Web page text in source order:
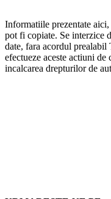
Informatiile prezentate
pot fi copiate. Se interzice
date, fara acordul
efectueze aceste actiuni
incalcarea drepturilor de